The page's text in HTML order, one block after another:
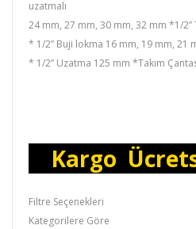
uzatmalı
24 mm, 27 mm, 30 mm, 32 mm *1/2”
* 1/2” Buji lokma 16 mm, 19 mm, 21
* 1/2” Uzatma 125 mm *Takım
Kargo
Filtre Seçenekleri
Kategorilere Göre